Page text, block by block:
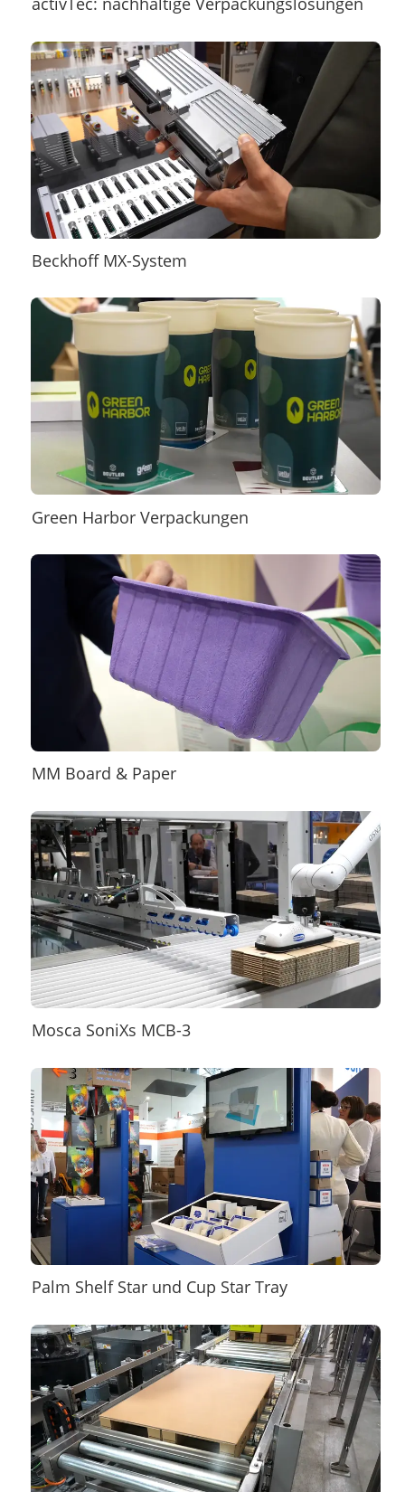
Beckhoff MX-System
Green Harbor Verpackungen
MM Board & Paper
Mosca SoniXs MCB-3
Palm Shelf Star und Cup Star Tray